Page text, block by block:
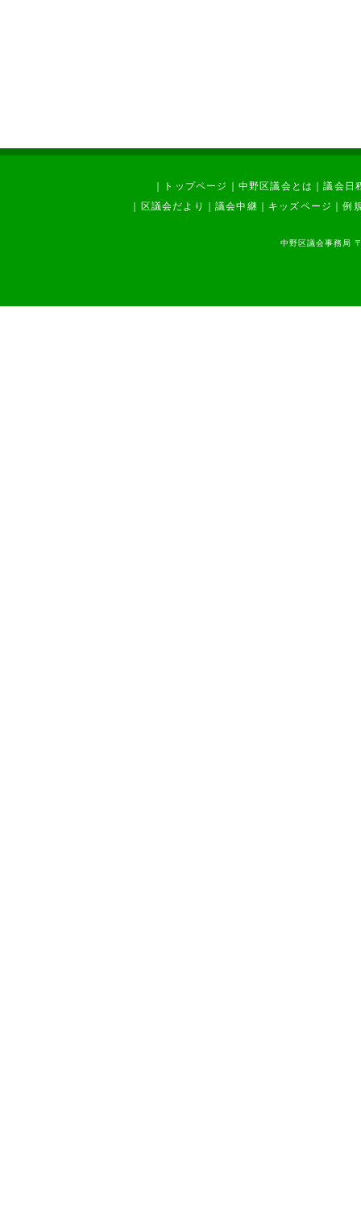
トップページ 中野区議会とは ｜議会日
区議会だより ｜議会中継 キッズページ ｜例
中野区議会事務局